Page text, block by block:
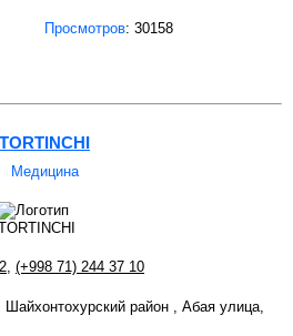
Просмотров: 30158
TORTINCHI
Медицина
, (+998 71) 244 37 10
Шайхонтохурский район , Абая улица,